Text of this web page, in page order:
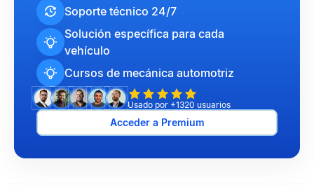
Soporte técnico 24/7
Solución específica para cada
vehículo
Cursos de mecánica automotriz
Usado por +1320 usuarios
Acceder a Premium